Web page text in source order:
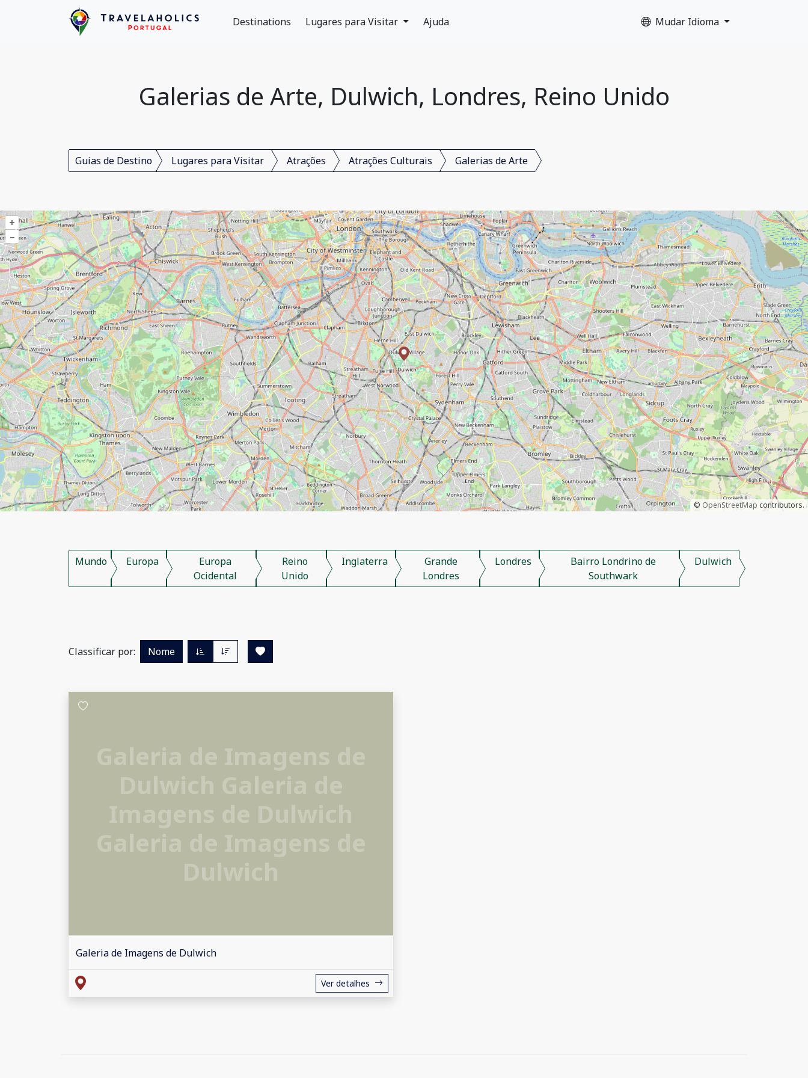
Destinations Lugares para Visitar Ajuda Mudar Idioma
Galerias de Arte, Dulwich, Londres, Reino Unido
Guias de Destino Lugares para Visitar Atrações Atrações Culturais Galerias de Arte
+
–
© OpenStreetMap contributors.
Mundo Europa
Europa
Ocidental
Reino
Unido
Inglaterra
Grande
Londres
Londres
Bairro Londrino de
Southwark
Dulwich
Classificar por: Nome
Galeria de Imagens de Dulwich
Ver detalhes